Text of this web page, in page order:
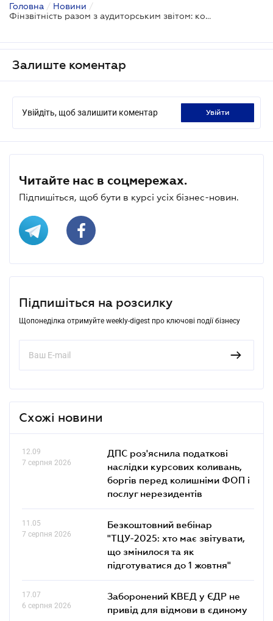
Головна / Новини /
Фінзвітність разом з аудиторським звітом: кому треба подавати цього року
Залиште коментар
Увійдіть, щоб залишити коментар увійти
Читайте нас в соцмережах.
Підпишіться, щоб бути в курсі усіх бізнес-новин.
Підпишіться на розсилку
Щопонеділка отримуйте weekly-digest про ключові події бізнесу
Схожі новини
12.09
7 серпня 2026
ДПС роз'яснила податкові
наслідки курсових коливань,
боргів перед колишніми ФОП і
послуг нерезидентів
11.05
7 серпня 2026
Безкоштовний вебінар
"ТЦУ-2025: хто має звітувати,
що змінилося та як
підготуватися до 1 жовтня"
17.07
6 серпня 2026
Заборонений КВЕД у ЄДР не
привід для відмови в єдиному